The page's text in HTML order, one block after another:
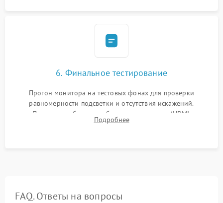
6. Финальное тестирование
Прогон монитора на тестовых фонах для проверки
равномерности подсветки и отсутствия искажений.
Проверка работоспособности всех портов (HDMI,
DisplayPort, VGA) и кнопок управления под нагрузкой в
Подробнее
FAQ. Ответы на вопросы